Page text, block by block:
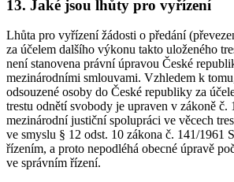
13. Jaké jsou lhůty pro vyřízení
Lhůta pro vyřízení žádosti o předání
za účelem dalšího výkonu takto uloženého
není stanovena právní úpravou České
mezinárodními smlouvami. Vzhledem k
odsouzené osoby do České republiky za
trestu odnětí svobody je upraven v zákoně č.
mezinárodní justiční spolupráci ve věcech
ve smyslu § 12 odst. 10 zákona č. 141/1961
řízením, a proto nepodléhá obecné úpravě
ve správním řízení.